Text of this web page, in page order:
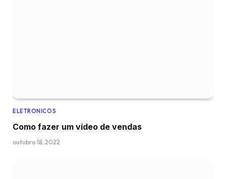
ELETRONICOS
Como fazer um vídeo de vendas
outubro 18, 2022